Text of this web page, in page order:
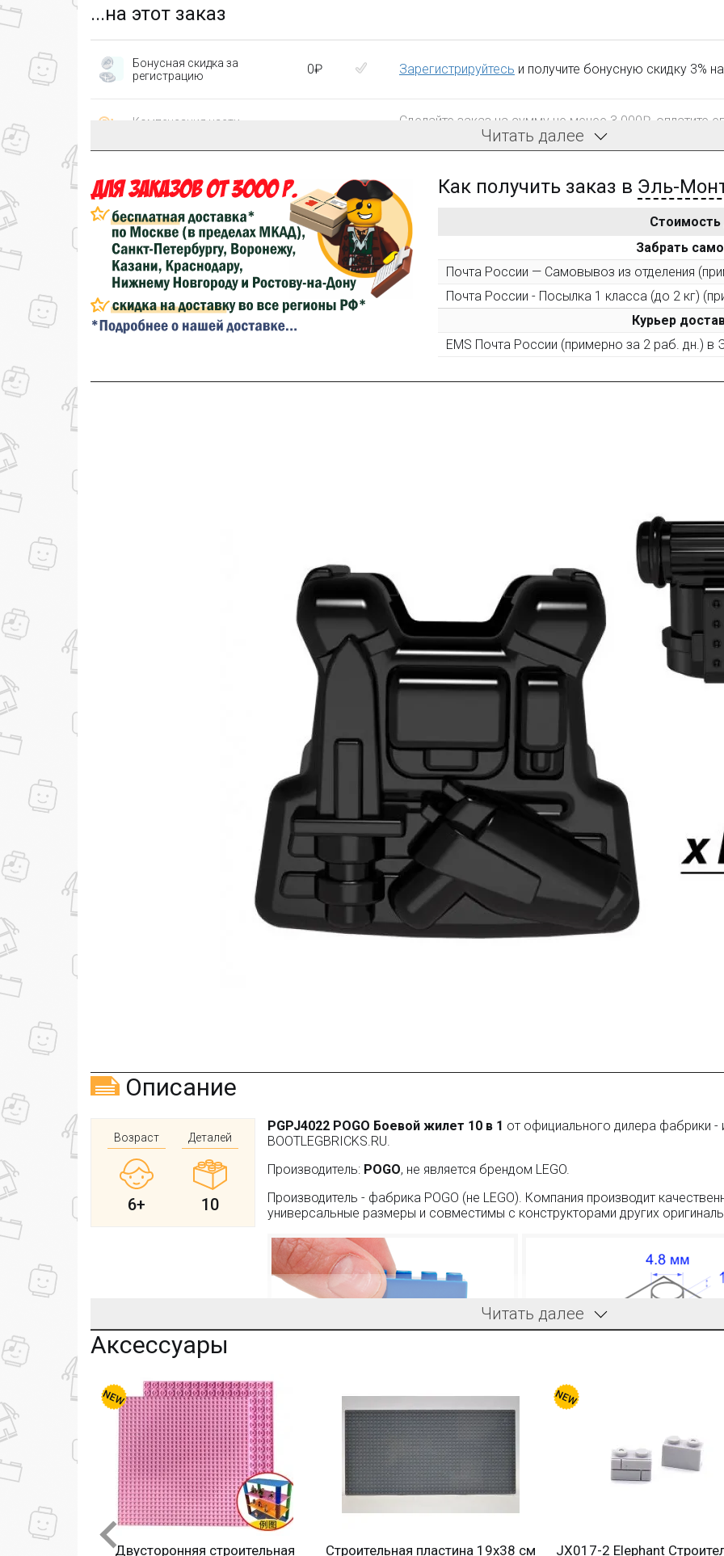
...на этот заказ
Бонусная скидка за
регистрацию
0₽ Зарегистрируйтесь и получите бонусную скидку 3%
Компенсация части
Сделайте заказ на сумму не менее 3 000₽, оплатите
компенсацию доставки.
...на следующий заказ
Золотая скидка
персональная
10%
После того, как сумма Ваших заказов превысит
все повторные заказы - 10%
(фото сборки) до 10%
Пришлите фото поэтапной сборки купленного
10% при покупке следующего набора (не дороже 10
на нашем сайте
100₽
за текстовый отзыв или 100₽ за отзыв с фото.
Подробные условия всех акций и бонусов...
Читать далее
Как получить заказ в Эль-
Стоимость
Забрать
Почта России — Самовывоз из отделения
Почта России - Посылка 1 класса (до 2 кг)
Курьер
EMS Почта России (примерно за 2 раб. дн.) в
Описание
Возраст
6+
Деталей
10
PGPJ4022 POGO Боевой жилет 10 в 1 от официального дилера фабрики -
BOOTLEGBRICKS.RU.
Производитель: POGO, не является брендом LEGO.
Производитель - фабрика POGO (не LEGO). Компания производит
универсальные размеры и совместимы с конструкторами других
Только в BOOTLEGBRICKS.RU:
Бесплатная доставка от 3000 рублей;
Оплата при получении и никаких скрытых платежей;
Дополнительная скидка 10% для постоянных покупателей;
Новые акции и конкурсы каждый месяц;
Качественные конструкторы и другие игрушки по низким ценам!
Читать далее
Аксессуары
Двусторонняя строительная Строительная пластина 19x38 см JX017-2 Elephant